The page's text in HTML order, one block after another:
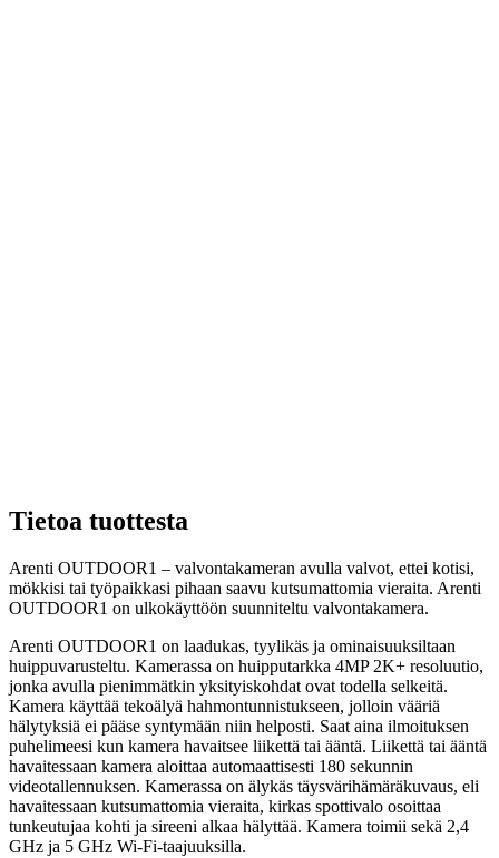
Tietoa tuottesta
Arenti OUTDOOR1 – valvontakameran avulla valvot, ettei kotisi,
mökkisi tai työpaikkasi pihaan saavu kutsumattomia vieraita. Arenti
OUTDOOR1 on ulkokäyttöön suunniteltu valvontakamera.
Arenti OUTDOOR1 on laadukas, tyylikäs ja ominaisuuksiltaan
huippuvarusteltu. Kamerassa on huipputarkka 4MP 2K+ resoluutio,
jonka avulla pienimmätkin yksityiskohdat ovat todella selkeitä.
Kamera käyttää tekoälyä hahmontunnistukseen, jolloin vääriä
hälytyksiä ei pääse syntymään niin helposti. Saat aina ilmoituksen
puhelimeesi kun kamera havaitsee liikettä tai ääntä. Liikettä tai ääntä
havaitessaan kamera aloittaa automaattisesti 180 sekunnin
videotallennuksen. Kamerassa on älykäs täysvärihämäräkuvaus, eli
havaitessaan kutsumattomia vieraita, kirkas spottivalo osoittaa
tunkeutujaa kohti ja sireeni alkaa hälyttää. Kamera toimii sekä 2,4
GHz ja 5 GHz Wi-Fi-taajuuksilla.